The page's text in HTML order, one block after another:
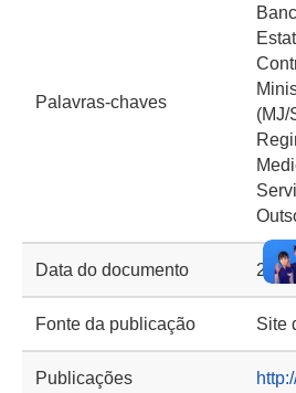
Palavras-chaves
(MJ/
Data do documento 28/
Fonte da publicação Site
Publicações